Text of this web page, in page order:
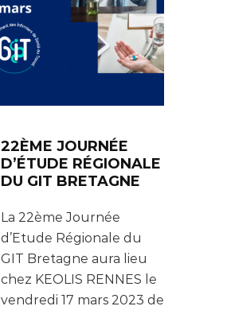
22ÈME JOURNÉE
D’ÉTUDE RÉGIONALE
DU GIT BRETAGNE
La 22ème Journée
d’Etude Régionale du
GIT Bretagne aura lieu
chez KEOLIS RENNES le
vendredi 17 mars 2023 de